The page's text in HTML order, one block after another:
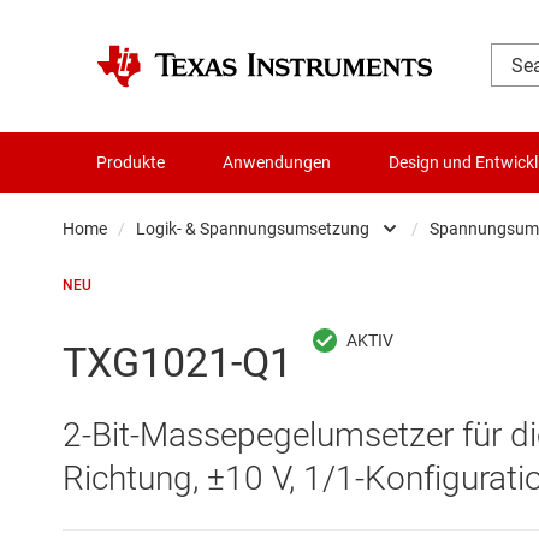
Produkte Anwendungen Design und
Home / Logik- & Spannungsumsetzung
Batteriemanagement-ICs
Datenwandler
Die- & Wafer-Services
DLP-Produkte
/
NEU
TXG1021-Q1
2-Bit-Massepegelumsetzer für
Richtung, ±10 V, 1/1-